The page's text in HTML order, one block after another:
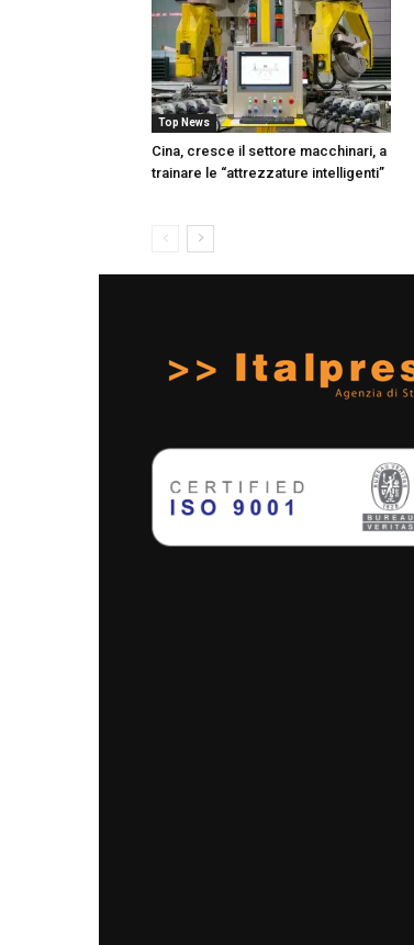
Top News
Cina, cresce il settore macchinari, a
trainare le “attrezzature intelligenti”